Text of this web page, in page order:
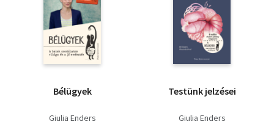
Bélügyek
Giulia Enders
Testünk jelzései
Giulia Enders